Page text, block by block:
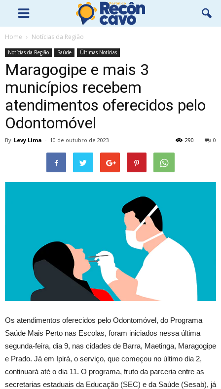
Home Notícias da Região
Notícias da Região Saúde Últimas Notícias
Maragogipe e mais 3
municípios recebem
atendimentos oferecidos pelo
Odontomóvel
By Levy Lima - 10 de outubro de 2023 0
290
Os atendimentos oferecidos pelo Odontomóvel, do Programa
Saúde Mais Perto nas Escolas, foram iniciados nessa última
segunda-feira, dia 9, nas cidades de Barra, Maetinga, Maragogipe
e Prado. Já em Ipirá, o serviço, que começou no último dia 2,
continuará até o dia 11. O programa, fruto da parceria entre as
secretarias estaduais da Educação (SEC) e da Saúde (Sesab), já